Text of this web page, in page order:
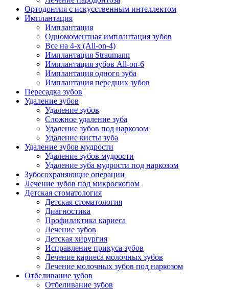
Ортодонтия с искусственным интеллектом
Имплантация
Имплантация
Одномоментная имплантация зубов
Все на 4-х (All-on-4)
Имплантация Straumann
Имплантация зубов All-on-6
Имплантация одного зуба
Имплантация передних зубов
Пересадка зубов
Удаление зубов
Удаление зубов
Сложное удаление зуба
Удаление зубов под наркозом
Удаление кисты зуба
Удаление зубов мудрости
Удаление зубов мудрости
Удаление зуба мудрости под наркозом
Зубосохраняющие операции
Лечение зубов под микроскопом
Детская стоматология
Детская стоматология
Диагностика
Профилактика кариеса
Лечение зубов
Детская хирургия
Исправление прикуса зубов
Лечение кариеса молочных зубов
Лечение молочных зубов под наркозом
Отбеливание зубов
Отбеливание зубов